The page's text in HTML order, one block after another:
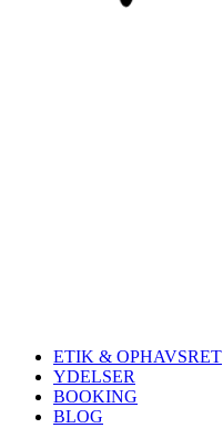
ETIK & OPHAVSRET
YDELSER
BOOKING
BLOG